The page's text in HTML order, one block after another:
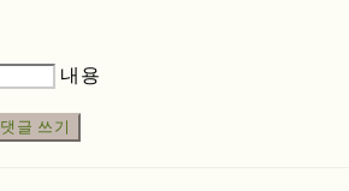
내용
댓글 쓰기